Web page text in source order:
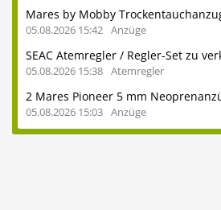
05.08.2026 15:42 Anzüge
SEAC Atemregler / Regler-Set zu
05.08.2026 15:38 Atemregler
05.08.2026 15:03 Anzüge